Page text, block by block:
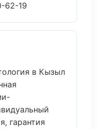
62-19
в Кызыл
гарантия